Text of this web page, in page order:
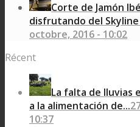
Corte de Jamón
disfrutando del Skyline
octobre, 2016 - 10:02
Récent
La falta de lluvias
a la alimentación de...
10:37